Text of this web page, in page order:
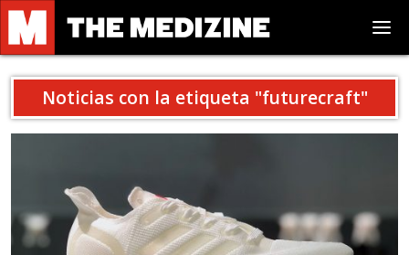
Noticias con la etiqueta "futurecraft"